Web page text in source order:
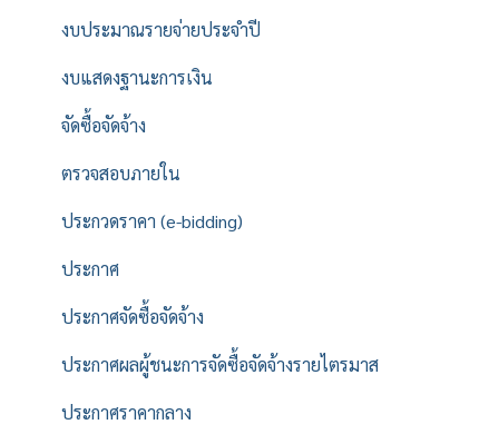
งบประมาณรายจ่ายประจำปี
งบแสดงฐานะการเงิน
จัดซื้อจัดจ้าง
ตรวจสอบภายใน
ประกวดราคา (e-bidding)
ประกาศ
ประกาศจัดซื้อจัดจ้าง
ประกาศผลผู้ชนะการจัดซื้อจัดจ้างรายไตรมาส
ประกาศราคากลาง